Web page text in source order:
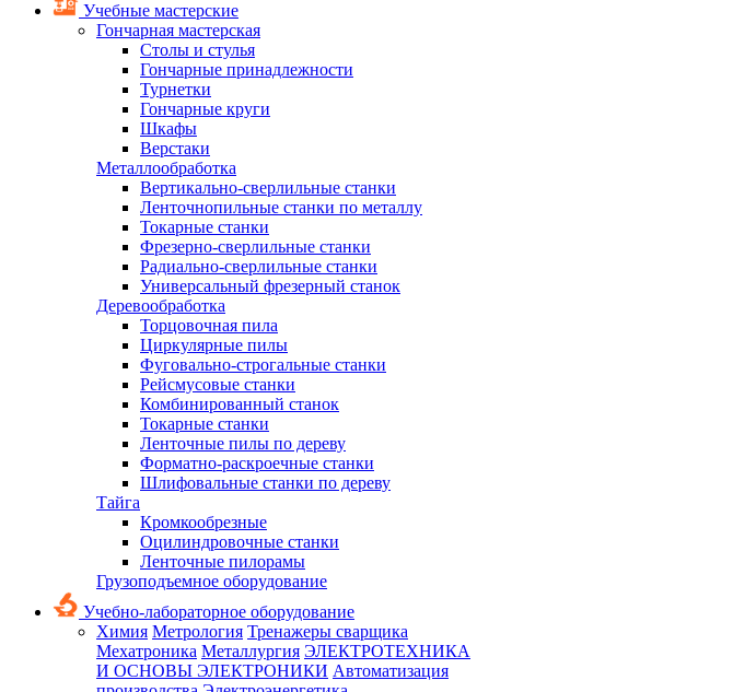
Учебные мастерские
Гончарная мастерская
Столы и стулья
Гончарные принадлежности
Турнетки
Гончарные круги
Шкафы
Верстаки
Металлообработка
Вертикально-сверлильные станки
Ленточнопильные станки по металлу
Токарные станки
Фрезерно-сверлильные станки
Радиально-сверлильные станки
Универсальный фрезерный станок
Деревообработка
Торцовочная пила
Циркулярные пилы
Фуговально-строгальные станки
Рейсмусовые станки
Комбинированный станок
Токарные станки
Ленточные пилы по дереву
Форматно-раскроечные станки
Шлифовальные станки по дереву
Тайга
Кромкообрезные
Оцилиндровочные станки
Ленточные пилорамы
Грузоподъемное оборудование
Учебно-лабораторное оборудование
Химия Метрология Тренажеры сварщика
Мехатроника Металлургия ЭЛЕКТРОТЕХНИКА
И ОСНОВЫ ЭЛЕКТРОНИКИ Автоматизация